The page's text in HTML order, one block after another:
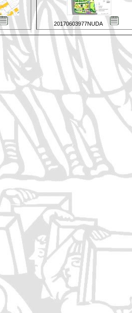
20170603977NUDA